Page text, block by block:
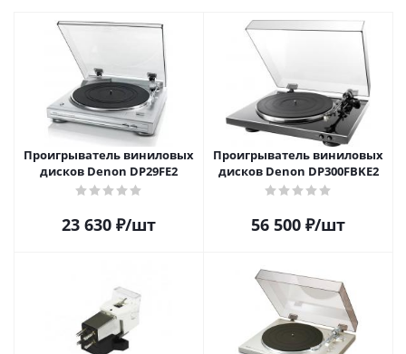
Проигрыватель виниловых
дисков Denon DP29FE2
23 630 ₽/шт
Проигрыватель виниловых
дисков Denon DP300FBKE2
56 500 ₽/шт